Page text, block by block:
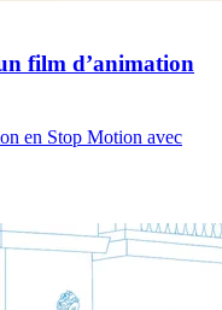
film d’animation
en Stop Motion avec